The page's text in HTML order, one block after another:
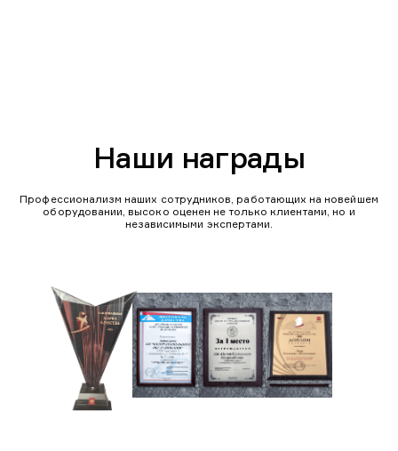
Наши награды
Профессионализм наших сотрудников, работающих на новейшем
оборудовании, высоко оценен не только клиентами, но и
независимыми экспертами.